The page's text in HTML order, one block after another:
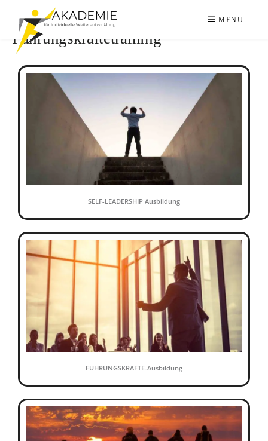
MENU
LEADERSHIP
PERFECTION
ZDRAVKO ALFRED FRIC
Führungskräftetraining
SELF-LEADERSHIP Ausbildung
FÜHRUNGSKRÄFTE-Ausbildung